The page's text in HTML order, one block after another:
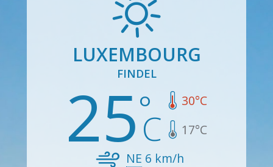
LUXEMBOURG
FINDEL
25 30°C
17°C
NE 6 km/h